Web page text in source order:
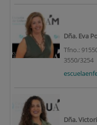
Dña. Eva
Tfno.:
3550/3254
Dña.